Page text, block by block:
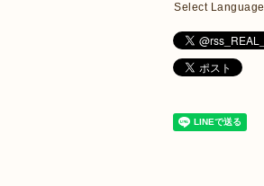
Select Language